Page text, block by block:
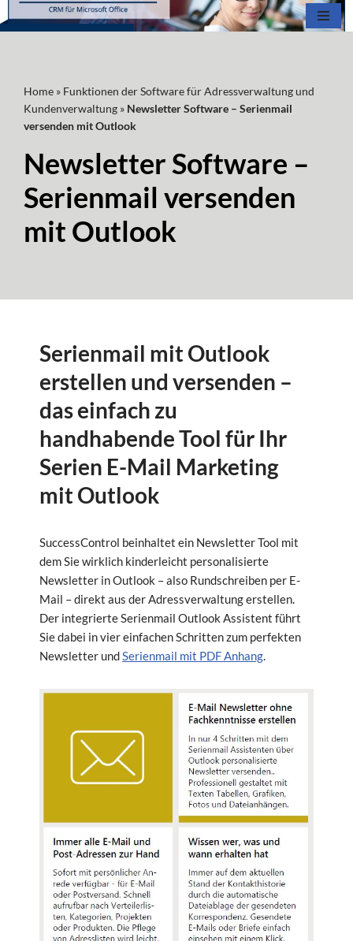
Home » Funktionen der Software für Adressverwaltung und
Kundenverwaltung » Newsletter Software – Serienmail
versenden mit Outlook
Newsletter Software –
Serienmail versenden
mit Outlook
Serienmail mit Outlook
erstellen und versenden –
das einfach zu
handhabende Tool für Ihr
Serien E-Mail Marketing
mit Outlook
SuccessControl beinhaltet ein Newsletter Tool mit
dem Sie wirklich kinderleicht personalisierte
Newsletter in Outlook – also Rundschreiben per E-
Mail – direkt aus der Adressverwaltung erstellen.
Der integrierte Serienmail Outlook Assistent führt
Sie dabei in vier einfachen Schritten zum perfekten
Newsletter undSerienmail mit PDF Anhang.